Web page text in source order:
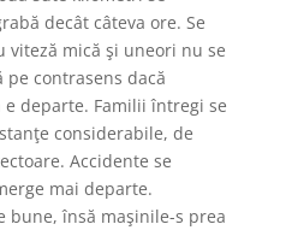
decât câteva ore. Se
viteză mică şi uneori nu se
contrasens dacă
departe. Familii întregi se
considerabile, de
Accidente se
mai departe.
bune, însă maşinile-s prea